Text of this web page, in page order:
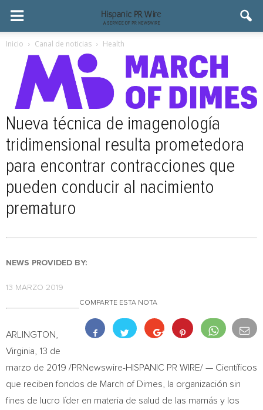
Inicio Canal de noticias Health
Nueva técnica de imagenología
tridimensional resulta prometedora
para encontrar contracciones que
pueden conducir al nacimiento
prematuro
NEWS PROVIDED BY:
13 MARZO 2019
COMPARTE ESTA NOTA
ARLINGTON,
Virginia , 13 de
marzo de 2019 /PRNewswire-HISPANIC PR WIRE/ — Científicos
que reciben fondos de March of Dimes, la organización sin
fines de lucro líder en materia de salud de las mamás y los